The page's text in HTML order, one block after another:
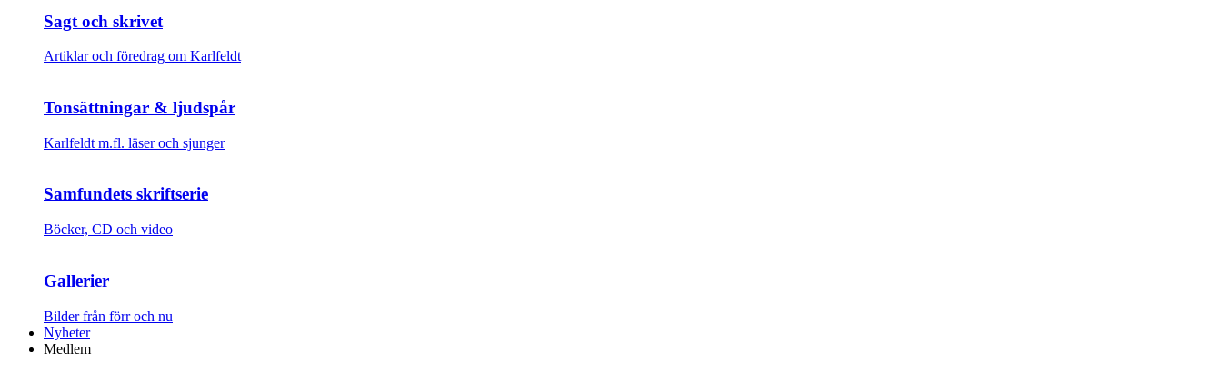
Sagt och skrivet
Artiklar och föredrag om Karlfeldt
Tonsättningar & ljudspår
Karlfeldt m.fl. läser och sjunger
Samfundets skriftserie
Böcker, CD och video
Gallerier
Bilder från förr och nu
Nyheter
Medlem